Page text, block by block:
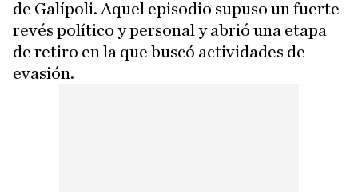
de Galípoli. Aquel episodio supuso un fuerte
revés político y personal y abrió una etapa
de retiro en la que buscó actividades de
evasión.